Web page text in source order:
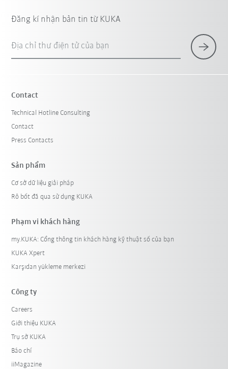
Đăng kí nhận bản tin từ KUKA
Địa chỉ thư điện tử của bạn
Contact
Technical Hotline Consulting
Contact
Press Contacts
Sản phẩm
Cơ sở dữ liệu giải pháp
Rô bốt đã qua sử dụng KUKA
Phạm vi khách hàng
my.KUKA: Cổng thông tin khách hàng kỹ thuật số của bạn
KUKA Xpert
Karşıdan yükleme merkezi
Công ty
Careers
Giới thiệu KUKA
Trụ sở KUKA
Báo chí
iiMagazine